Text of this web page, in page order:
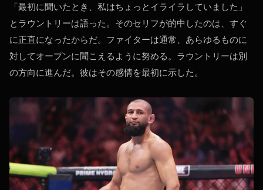
「最初に聞いたとき、私はちょっとイライラしていました」
とラウントリーは語った。そのセリフが的中したのは、すぐ
に正直になったからだ。ファイターは通常、あらゆるものに
対してオープンに聞こえるように努める。ラウントリーは別
の方向に進んだ。彼はその感情を最初に示した。